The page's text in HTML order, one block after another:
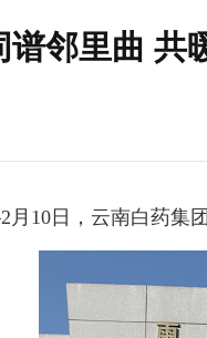
谱邻里曲 共
日，云南白药集团